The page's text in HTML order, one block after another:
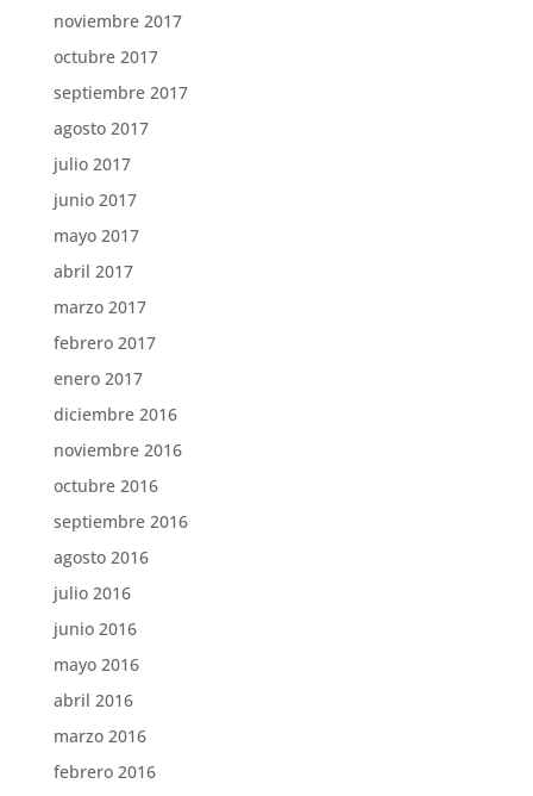
noviembre 2017
octubre 2017
septiembre 2017
agosto 2017
julio 2017
junio 2017
mayo 2017
abril 2017
marzo 2017
febrero 2017
enero 2017
diciembre 2016
noviembre 2016
octubre 2016
septiembre 2016
agosto 2016
julio 2016
junio 2016
mayo 2016
abril 2016
marzo 2016
febrero 2016